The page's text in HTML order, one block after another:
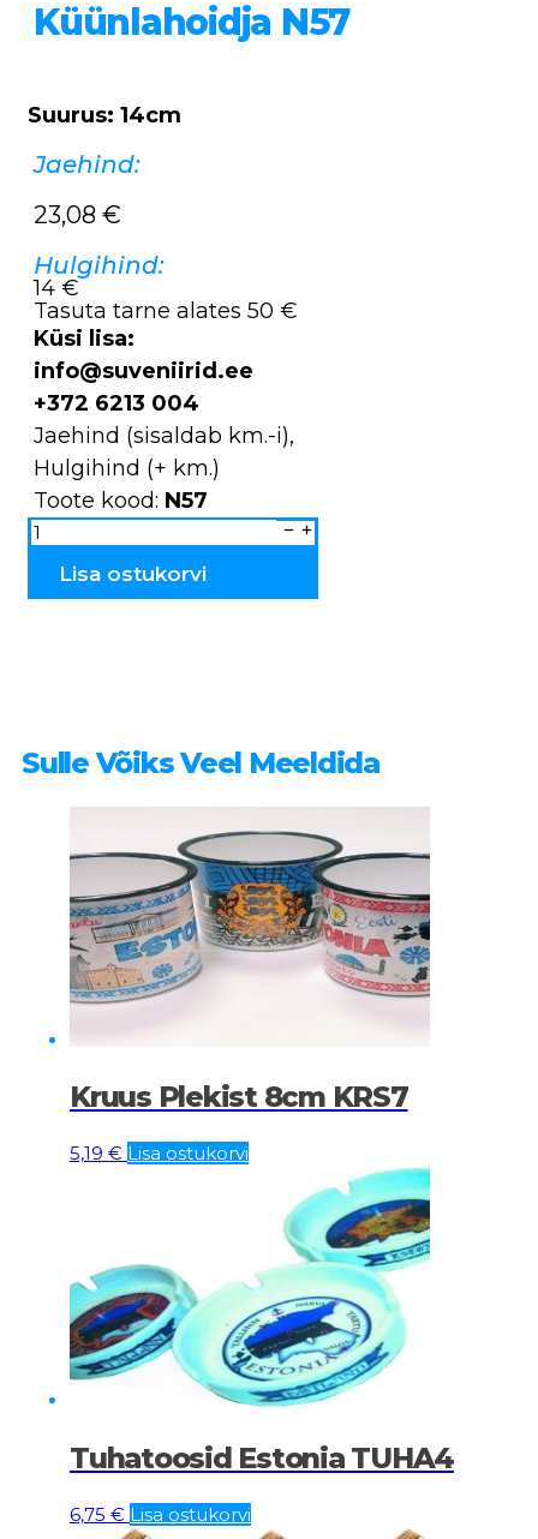
Küünlahoidja N57
Suurus: 14cm
Jaehind:
23,08 €
Hulgihind:
14 €
Tasuta tarne alates 50 €
Küsi lisa:
info@suveniirid.ee
+372 6213 004
Jaehind (sisaldab km.-i),
Hulgihind (+ km.)
Toote kood: N57
Maja
keraamiline
küünlahoidja
Lisa ostukorvi
Sulle Võiks Veel Meeldida
Kruus Plekist 8cm KRS7
5,19 € Lisa ostukorvi
Tuhatoosid Estonia TUHA4
6,75 € Lisa ostukorvi